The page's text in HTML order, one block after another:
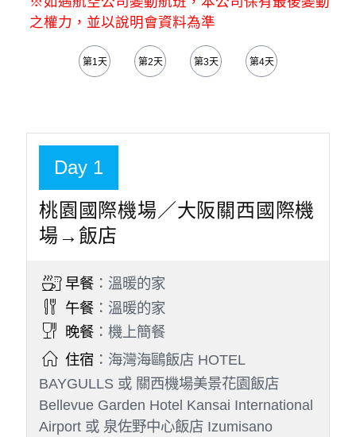
之權力，並以說明會資料為準
第1天 第2天 第3天 第4天
Day 1
桃園國際機場／大阪關西國際機
場→飯店
早餐：溫暖的家
午餐：溫暖的家
晚餐：機上簡餐
住宿：海灣海鷗飯店 HOTEL
BAYGULLS 或 關西機場美景花園飯店
Bellevue Garden Hotel Kansai International
Airport 或 泉佐野中心飯店 Izumisano